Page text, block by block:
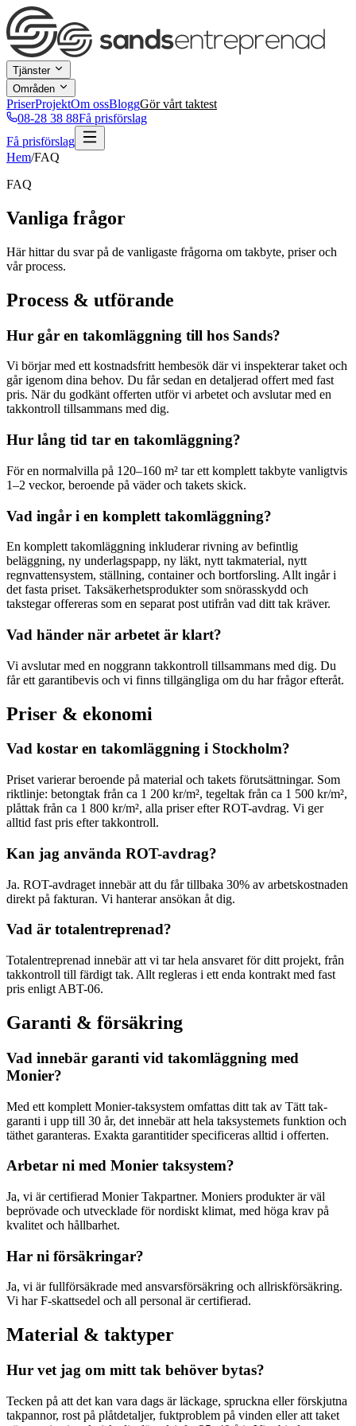
Tjänster
Områden
PriserProjektOm ossBloggGör vårt taktest
08-28 38 88Få prisförslag
Få prisförslag
Hem/FAQ
FAQ
Vanliga frågor
Här hittar du svar på de vanligaste frågorna om takbyte, priser och
vår process.
Process & utförande
Hur går en takomläggning till hos Sands?
Vi börjar med ett kostnadsfritt hembesök där vi inspekterar taket och
går igenom dina behov. Du får sedan en detaljerad offert med fast
pris. När du godkänt offerten utför vi arbetet och avslutar med en
takkontroll tillsammans med dig.
Hur lång tid tar en takomläggning?
För en normalvilla på 120–160 m² tar ett komplett takbyte vanligtvis
1–2 veckor, beroende på väder och takets skick.
Vad ingår i en komplett takomläggning?
En komplett takomläggning inkluderar rivning av befintlig
beläggning, ny underlagspapp, ny läkt, nytt takmaterial, nytt
regnvattensystem, ställning, container och bortforsling. Allt ingår i
det fasta priset. Taksäkerhetsprodukter som snörasskydd och
takstegar offereras som en separat post utifrån vad ditt tak kräver.
Vad händer när arbetet är klart?
Vi avslutar med en noggrann takkontroll tillsammans med dig. Du
får ett garantibevis och vi finns tillgängliga om du har frågor efteråt.
Priser & ekonomi
Vad kostar en takomläggning i Stockholm?
Priset varierar beroende på material och takets förutsättningar. Som
riktlinje: betongtak från ca 1 200 kr/m², tegeltak från ca 1 500 kr/m²,
plåttak från ca 1 800 kr/m², alla priser efter ROT-avdrag. Vi ger
alltid fast pris efter takkontroll.
Kan jag använda ROT-avdrag?
Ja. ROT-avdraget innebär att du får tillbaka 30% av arbetskostnaden
direkt på fakturan. Vi hanterar ansökan åt dig.
Vad är totalentreprenad?
Totalentreprenad innebär att vi tar hela ansvaret för ditt projekt, från
takkontroll till färdigt tak. Allt regleras i ett enda kontrakt med fast
pris enligt ABT-06.
Garanti & försäkring
Vad innebär garanti vid takomläggning med
Monier?
Med ett komplett Monier-taksystem omfattas ditt tak av Tätt tak-
garanti i upp till 30 år, det innebär att hela taksystemets funktion och
täthet garanteras. Exakta garantitider specificeras alltid i offerten.
Arbetar ni med Monier taksystem?
Ja, vi är certifierad Monier Takpartner. Moniers produkter är väl
beprövade och utvecklade för nordiskt klimat, med höga krav på
kvalitet och hållbarhet.
Har ni försäkringar?
Ja, vi är fullförsäkrade med ansvarsförsäkring och allriskförsäkring.
Vi har F-skattsedel och all personal är certifierad.
Material & taktyper
Hur vet jag om mitt tak behöver bytas?
Tecken på att det kan vara dags är läckage, spruckna eller förskjutna
takpannor, rost på plåtdetaljer, fuktproblem på vinden eller att taket